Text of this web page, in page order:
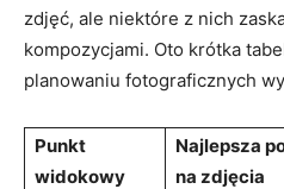
‌zdjęć, ale niektóre z nich
kompozycjami.⁣ Oto krótka
planowaniu fotograficznych
Punkt
widokowy
Najlepsza‍
na zdjęcia